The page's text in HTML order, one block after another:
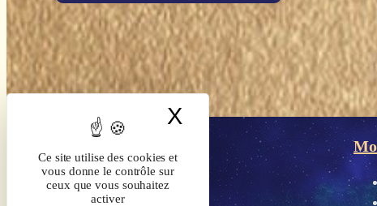
Ce site utilise des cookies et
vous donne le contrôle sur
ceux que vous souhaitez
activer
X Masquer le